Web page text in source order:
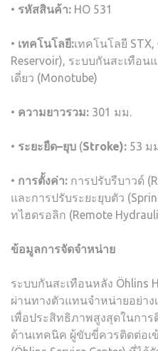
• รหัสสินค้า: HO 531
• เทคโนโลยี:เทคโนโลยี
Reservoir), ระบบกันสะเทือ
เดี่ยว (Monotube)
• ความยาวรวม: 301 มม.
• ระยะยืด–ยุบ (Stroke): 53 ม
• การตั้งค่า: การปรับรีบาวด์
และการปรับระยะยุบตัว
ทไฮดรอลิก (Remote
ข้อมูลการจัดจำหน่าย
ระบบกันสะเทือนหลัง Öhlins
ผ่านทางตัวแทนจำหน่ายอย่าง
เพื่อประสิทธิภาพสูงสุดในกา
ด้านเทคนิค ผู้ขับขี่ควรติดต่อเ